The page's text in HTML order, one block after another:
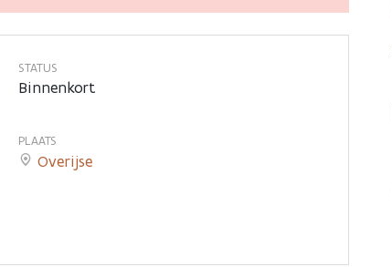
STATUS
Binnenkort
PLAATS
Overijse